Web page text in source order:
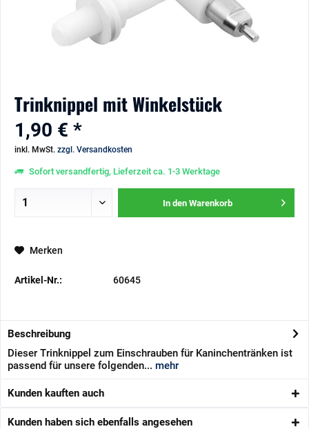
Trinknippel mit Winkelstück
1,90 € *
inkl. MwSt. zzgl. Versandkosten
Sofort versandfertig, Lieferzeit ca. 1-3 Werktage
In den Warenkorb
Merken
Artikel-Nr.: 60645
Beschreibung
Dieser Trinknippel zum Einschrauben für Kaninchentränken ist
passend für unsere folgenden... mehr
Kunden kauften auch
Kunden haben sich ebenfalls angesehen